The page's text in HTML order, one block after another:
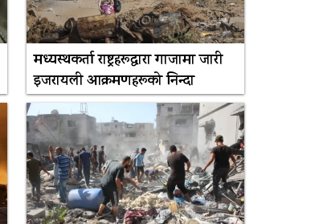
मध्यस्थकर्ता राष्ट्रहरूद्वारा गाजामा जारी
इजरायली आक्रमणहरूको निन्दा